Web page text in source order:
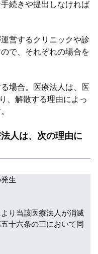
続きや提出しなければ
営するクリニックや診
で、それぞれの場合を
場合。医療法人は、医
、解散する理由によっ
人は、次の理由に
生
り当該医療法人が消滅
十六条の三において同